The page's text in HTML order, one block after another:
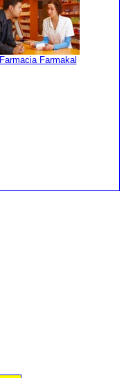
Farmacia Farmakal